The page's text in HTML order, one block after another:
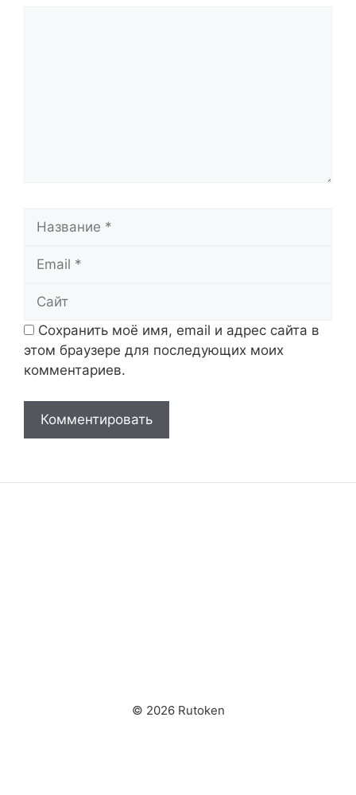
Название
Email
Сайт
Сохранить моё имя, email и адрес сайта в
этом браузере для последующих моих
комментариев.
© 2026 Rutoken